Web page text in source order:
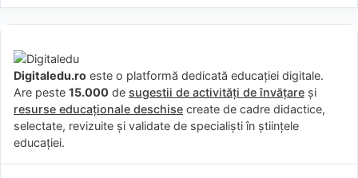
Digitaledu.ro este o platformă dedicată educației digitale.
Are peste 15.000 de sugestii de activități de învățare și
resurse educaționale deschise create de cadre didactice,
selectate, revizuite și validate de specialiști în științele
educației.